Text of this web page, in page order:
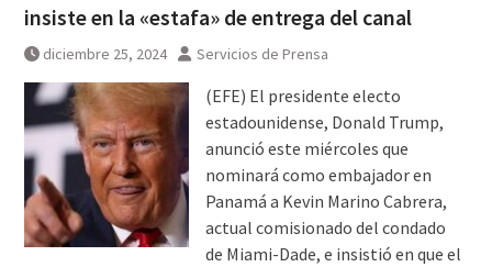
insiste en la «estafa» de entrega del canal
diciembre 25, 2024 Servicios de Prensa
(EFE) El presidente electo
estadounidense, Donald Trump,
anunció este miércoles que
nominará como embajador en
Panamá a Kevin Marino Cabrera,
actual comisionado del condado
de Miami-Dade, e insistió en que el